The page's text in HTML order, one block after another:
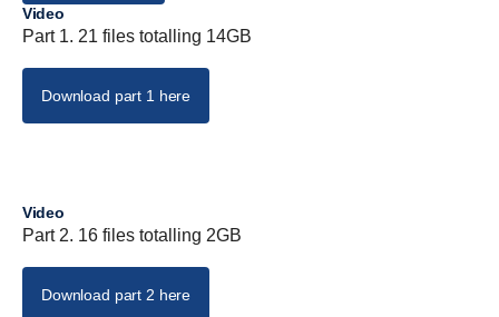
Video
Part 1. 21 files totalling 14GB
Download part 1 here
Video
Part 2. 16 files totalling 2GB
Download part 2 here